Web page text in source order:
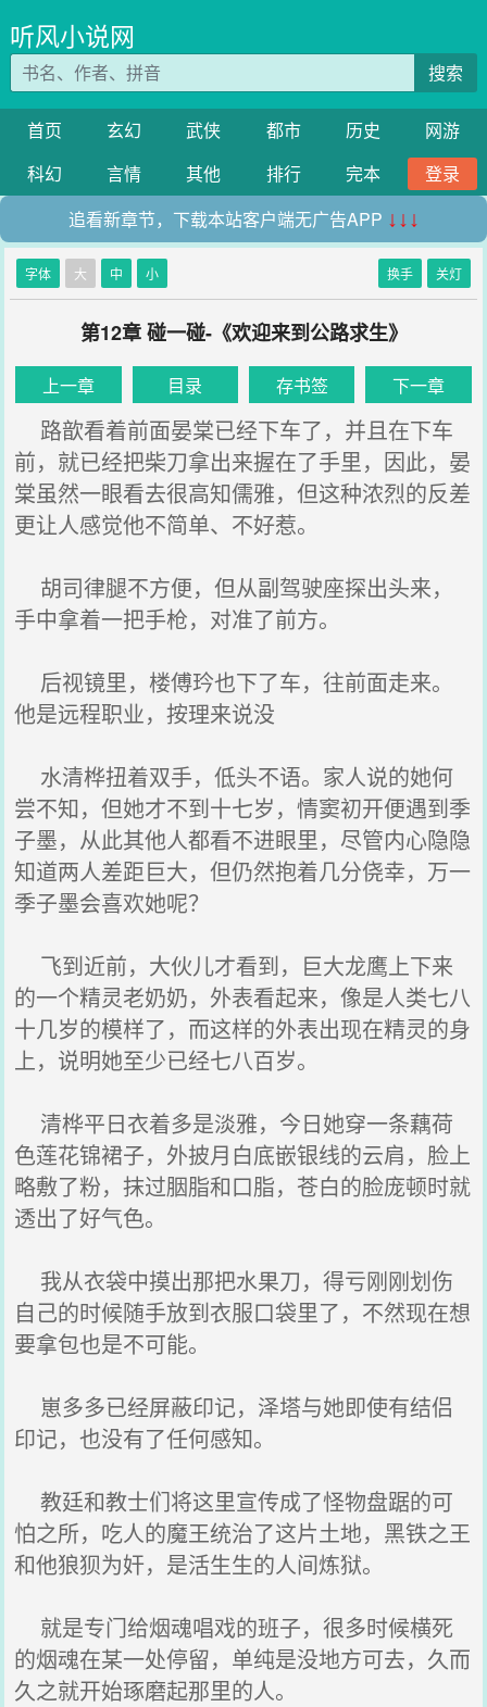
听风小说网
搜索
首页 玄幻 武侠 都市 历史
网游
科幻
言情 其他 排行 完本
登录
追看新章节，下载本站客户端无广告APP ↓↓↓
字体 大 中 小 换手 关灯
第12章 碰一碰-《欢迎来到公路求生》
上一章 目录 存书签 下一章
路歆看着前面晏棠已经下车了，并且在下车
前，就已经把柴刀拿出来握在了手里，因此，晏
棠虽然一眼看去很高知儒雅，但这种浓烈的反差
更让人感觉他不简单、不好惹。
胡司律腿不方便，但从副驾驶座探出头来，
手中拿着一把手枪，对准了前方。
后视镜里，楼傅玪也下了车，往前面走来。
他是远程职业，按理来说没
水清桦扭着双手，低头不语。家人说的她何
尝不知，但她才不到十七岁，情窦初开便遇到季
子墨，从此其他人都看不进眼里，尽管内心隐隐
知道两人差距巨大，但仍然抱着几分侥幸，万一
季子墨会喜欢她呢？
飞到近前，大伙儿才看到，巨大龙鹰上下来
的一个精灵老奶奶，外表看起来，像是人类七八
十几岁的模样了，而这样的外表出现在精灵的身
上，说明她至少已经七八百岁。
清桦平日衣着多是淡雅，今日她穿一条藕荷
色莲花锦裙子，外披月白底嵌银线的云肩，脸上
略敷了粉，抹过胭脂和口脂，苍白的脸庞顿时就
透出了好气色。
我从衣袋中摸出那把水果刀，得亏刚刚划伤
自己的时候随手放到衣服口袋里了，不然现在想
要拿包也是不可能。
崽多多已经屏蔽印记，泽塔与她即使有结侣
印记，也没有了任何感知。
教廷和教士们将这里宣传成了怪物盘踞的可
怕之所，吃人的魔王统治了这片土地，黑铁之王
和他狼狈为奸，是活生生的人间炼狱。
就是专门给烟魂唱戏的班子，很多时候横死
的烟魂在某一处停留，单纯是没地方可去，久而
久之就开始琢磨起那里的人。